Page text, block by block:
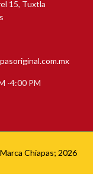
15, Tuxtla
-4:00 PM
Chiapas; 2026